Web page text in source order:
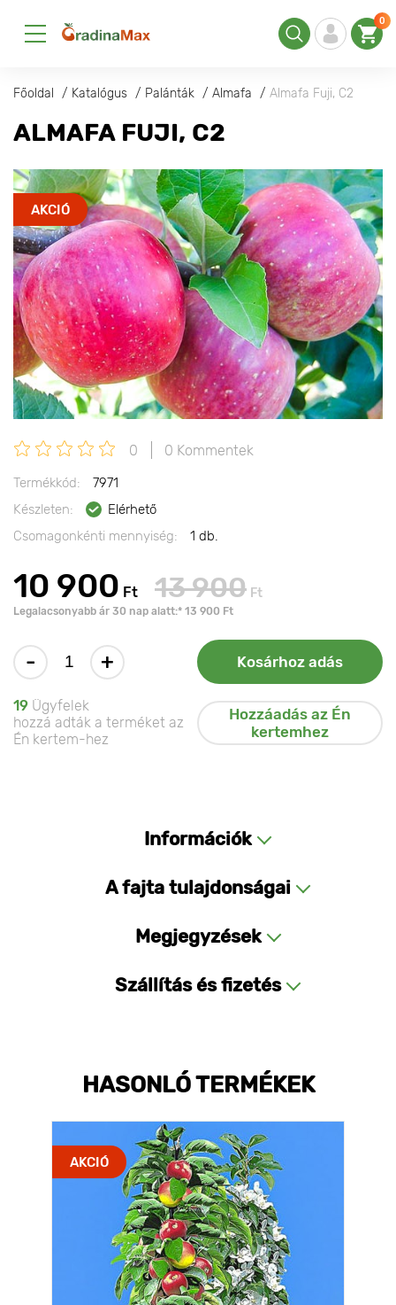
0
Főoldal Katalógus Palánták Almafa Almafa Fuji, С2
ALMAFA FUJI, С2
AKCIÓ
0 0 Kommentek
Termékkód:
7971
Készleten:
Elérhető
Csomagonkénti mennyiség:
1 db.
10 900 Ft 13 900 Ft
Legalacsonyabb ár 30 nap alatt:* 13 900 Ft
- + Kosárhoz adás
19 Ügyfelek
hozzá adták a terméket az
Én kertem-hez
Hozzáadás az Én
kertemhez
Információk
A fajta tulajdonságai
Megjegyzések
Szállítás és fizetés
HASONLÓ TERMÉKEK
AKCIÓ